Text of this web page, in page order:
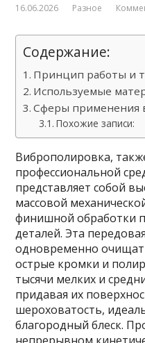
16.06.2026 Разное
Содержание:
Принцип работы и
Используемые
Сферы применения
Похожие записи:
Виброполировка,
профессиональной
представляет собой
массовой
финишной обработки
деталей. Эта
одновременно
острые кромки и
тысячи мелких и
придавая их
шероховатость,
благородный блеск.